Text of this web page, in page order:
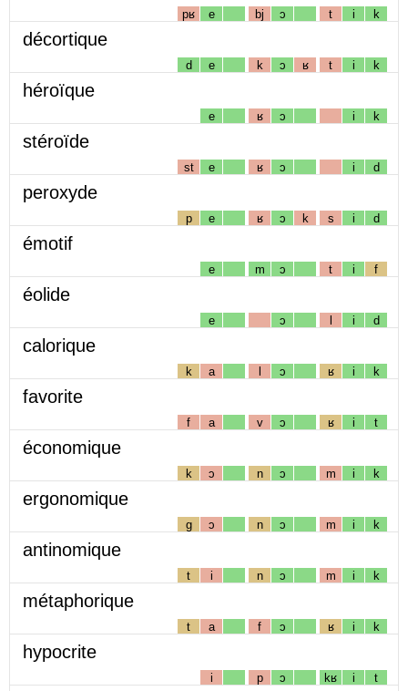
pʁ e bj ɔ t i k
décortique
d e k ɔ ʁ t i k
héroïque
e ʁ ɔ i k
stéroïde
st e ʁ ɔ i d
peroxyde
p e ʁ ɔ k s i d
émotif
e m ɔ t i f
éolide
e ɔ l i d
calorique
k a l ɔ ʁ i k
favorite
f a v ɔ ʁ i t
économique
k ɔ n ɔ m i k
ergonomique
g ɔ n ɔ m i k
antinomique
t i n ɔ m i k
métaphorique
t a f ɔ ʁ i k
hypocrite
i p ɔ kʁ i t